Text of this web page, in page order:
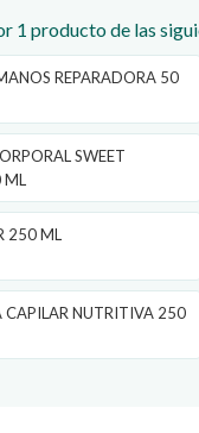
1 producto de las
REPARADORA 50
SWEET
250 ML
CAPILAR NUTRITIVA 250